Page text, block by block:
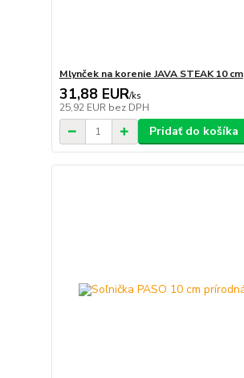
Mlynček na korenie JAVA STEAK 10 cm
31,88 EUR/ks
25,92 EUR bez DPH
Pridať do košíka